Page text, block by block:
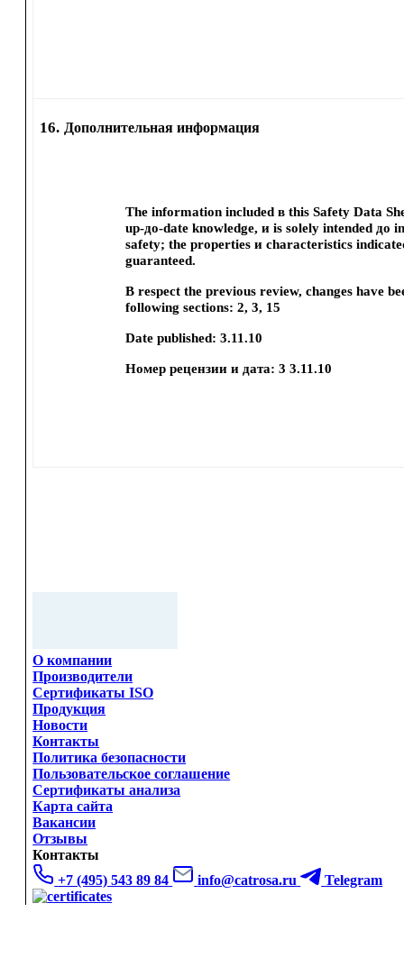
16. Дополнительная информация
The information included в this Safety Data
up-до-date knowledge, и is solely intended до
safety; the properties и characteristics
guaranteed.
В respect the previous review, changes have
following sections: 2, 3, 15
Date published: 3.11.10
Номер рецензии и дата: 3 3.11.10
О компании
Производители
Сертификаты ISO
Продукция
Новости
Контакты
Политика безопасности
Пользовательское соглашение
Сертификаты анализа
Карта сайта
Вакансии
Отзывы
Контакты
+7 (495) 543 89 84
info@catrosa.ru Telegram